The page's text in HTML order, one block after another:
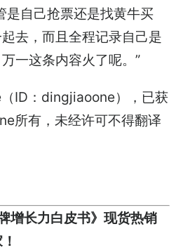
是自己抢票还是找黄牛买
去，而且全程记录自己是
一这条内容火了呢。”
ID：dingjiaoone），已获
所有，未经许可不得翻译
增长力白皮书》现货热销